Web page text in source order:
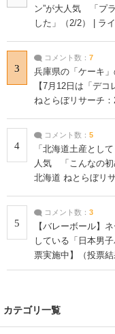
ン”が大人気 「プ
した」（2/2） | ラ
3
コメント数： 7
兵庫県の「ケーキ
【7月12日は「デ
ねとらぼリサーチ：
4
コメント数： 5
「北海道土産とし
人気 「こんなの初
北海道 ねとらぼリ
5
コメント数： 3
【バレーボール】
している「日本男
票実施中】（投票
カテゴリ一覧